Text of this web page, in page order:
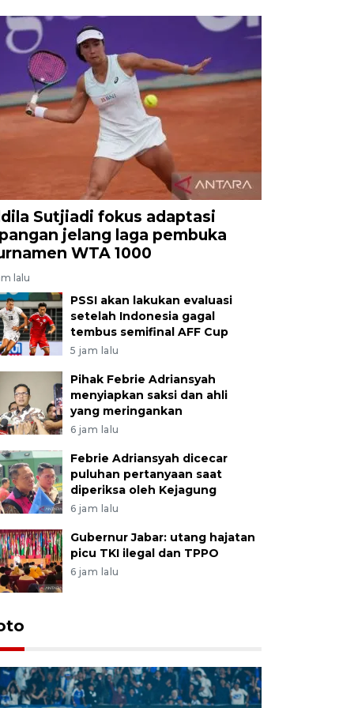
Sutjiadi fokus adaptasi
jelang laga pembuka
WTA 1000
lalu
PSSI akan lakukan evaluasi
setelah Indonesia gagal
tembus semifinal AFF Cup
5 jam lalu
Pihak Febrie Adriansyah
menyiapkan saksi dan ahli
yang meringankan
6 jam lalu
Febrie Adriansyah dicecar
puluhan pertanyaan saat
diperiksa oleh Kejagung
6 jam lalu
Gubernur Jabar: utang hajatan
picu TKI ilegal dan TPPO
6 jam lalu